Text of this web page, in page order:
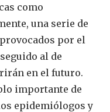
como
una serie de
por el
al de
en el futuro.
importante de
epidemiólogos y